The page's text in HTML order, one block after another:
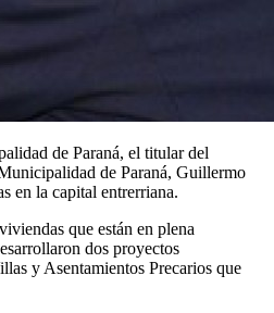
de Paraná, el titular del
de Paraná, Guillermo
en la capital entrerriana.
que están en plena
dos proyectos
y Asentamientos Precarios que